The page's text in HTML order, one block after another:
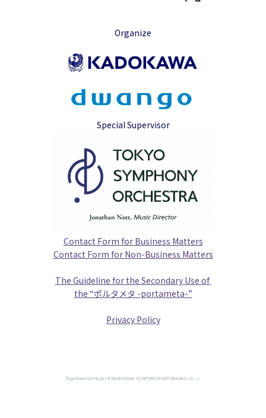
Organize
Special Supervisor
Contact Form for Business Matters
Contact Form for Non-Business Matters
The Guideline for the Secondary Use of
the “ポルタメタ -portameta-”
Privacy Policy
©portameta Project ©KADOKAWA CORPORATION ©DWANGO Co., Ltd.